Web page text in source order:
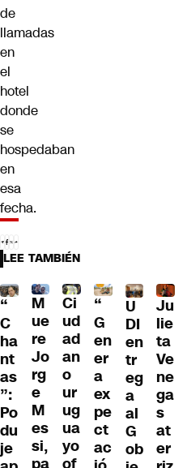
de
llamadas
en
el
hotel
donde
se
hospedaban
en
esa
fecha.
LEE TAMBIÉN
“
C
ha
nt
as
”:
Po
du
je
M
ue
re
Jo
rg
e
M
es
si,
Ci
ud
ad
an
o
ur
ug
ua
yo
“
G
en
er
a
ex
pe
ct
ac
U
DI
en
tr
eg
a
al
G
ob
Ju
lie
ta
Ve
ne
ga
s
at
er